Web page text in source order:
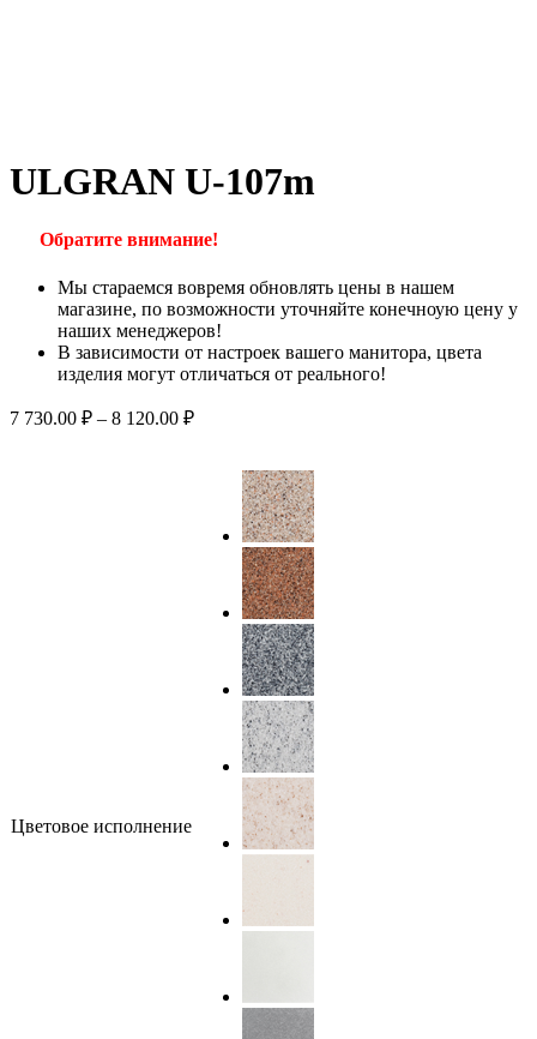
ULGRAN U-107m
Обратите внимание!
Мы стараемся вовремя обновлять цены в нашем
магазине, по возможности уточняйте конечноую цену у
наших менеджеров!
В зависимости от настроек вашего манитора, цвета
изделия могут отличаться от реального!
7 730.00 ₽ – 8 120.00 ₽
Цветовое исполнение